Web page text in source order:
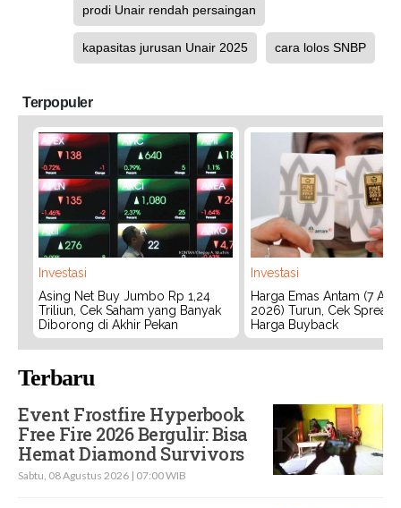
prodi Unair rendah persaingan
kapasitas jurusan Unair 2025 cara lolos SNBP
Terpopuler
Investasi
Asing Net Buy Jumbo Rp 1,24
Triliun, Cek Saham yang Banyak
Diborong di Akhir Pekan
Investasi
Harga Emas Antam (7
2026) Turun, Cek Spread
Harga Buyback
Terbaru
Event Frostfire Hyperbook
Free Fire 2026 Bergulir: Bisa
Hemat Diamond Survivors
Sabtu, 08 Agustus 2026 | 07:00 WIB